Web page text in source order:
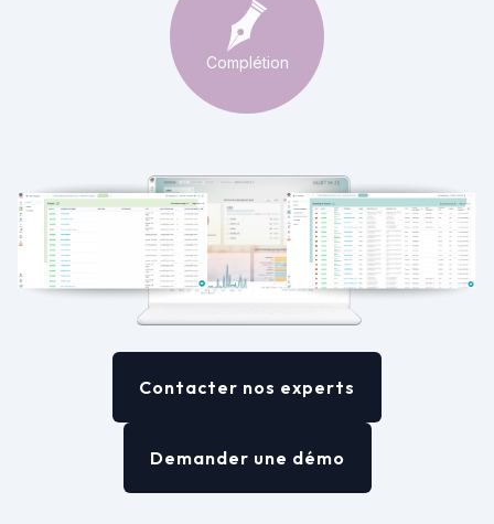
Complétion
Contacter nos experts
Demander une démo